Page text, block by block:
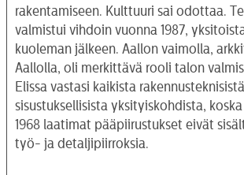
rakentamiseen. Kulttuuri sai odottaa.
valmistui vihdoin vuonna 1987,
kuoleman jälkeen. Aallon vaimolla,
Aallolla, oli merkittävä rooli talon
Elissa vastasi kaikista
sisustuksellisista yksityiskohdista,
1968 laatimat pääpiirustukset eivät
työ- ja detaljipiirroksia.